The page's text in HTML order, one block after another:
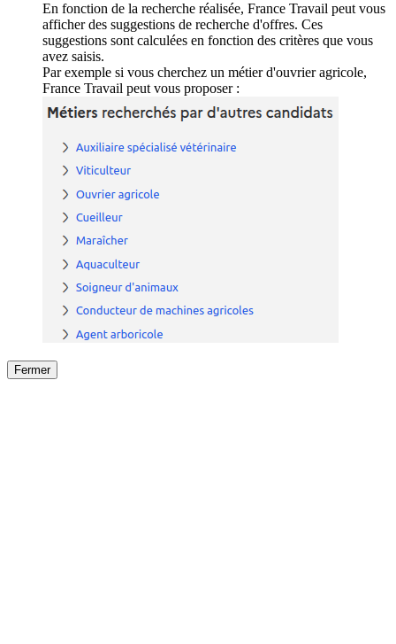
En fonction de la recherche réalisée, France Travail peut vous
afficher des suggestions de recherche d'offres. Ces
suggestions sont calculées en fonction des critères que vous
avez saisis.
Par exemple si vous cherchez un métier d'ouvrier agricole,
France Travail peut vous proposer :
Fermer